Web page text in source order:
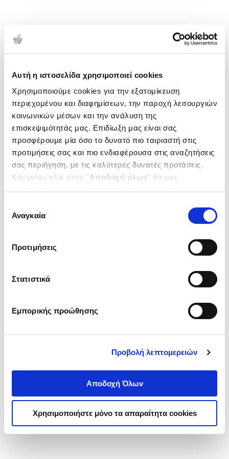
Αυτή η ιστοσελίδα χρησιμοποιεί cookies
Χρησιμοποιούμε cookies για την εξατομίκευση
περιεχομένου και διαφημίσεων, την παροχή λειτουργιών
κοινωνικών μέσων και την ανάλυση της
επισκεψιμότητάς μας. Επιδίωξη μας είναι σας
προσφέρουμε μία όσο το δυνατό πιο ταιριαστή στις
προτιμήσεις σας και πιο ενδιαφέρουσα στις αναζητήσεις
σας περιήγηση, με τις καλύτερες δυνατές προτάσεις.
Κάνοντας κλικ στην ‘’Αποδοχή όλων’’ θα μας
ενδιαφέρουν και να επιλέξετε από τα παρακάτω με την
΄΄και να ενημερωθείτε σχετικά με
συγκατάθεσης
Αναγκαία
Προτιμήσεις
Στατιστικά
Εμπορικής προώθησης
Προβολή λεπτομερειών
Αποδοχή Όλων
Χρησιμοποιήστε μόνο τα απαραίτητα cookies